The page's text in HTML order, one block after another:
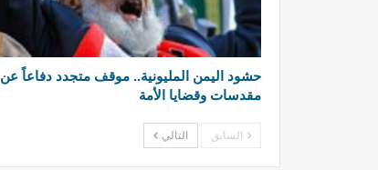
حشود اليمن المليونية.. موقف متجدد دفاعاً عن
مقدسات وقضايا الأمة
السابق التالي